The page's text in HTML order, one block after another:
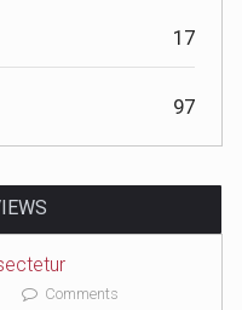
17
97
Comments